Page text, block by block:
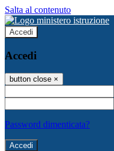
Salta al contenuto
Accedi
Accedi
button close ×
Password dimenticata?